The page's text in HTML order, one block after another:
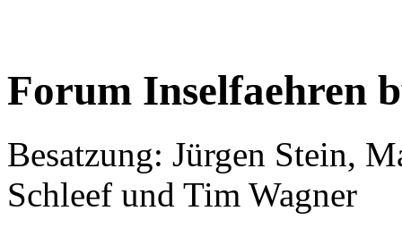
Forum Inselfaehren
Besatzung: Jürgen Stein,
Schleef und Tim Wagner